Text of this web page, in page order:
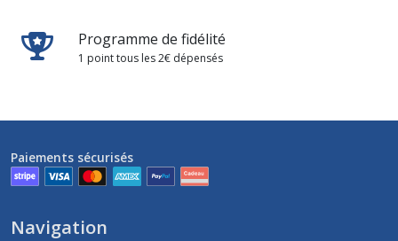
Programme de fidélité
1 point tous les 2€ dépensés
Paiements sécurisés
Navigation